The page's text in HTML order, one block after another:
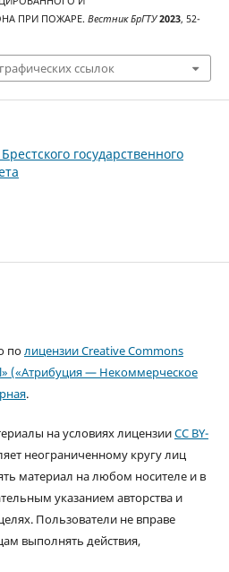
ПРИ ПОЖАРЕ. Вестник БрГТУ 2023, 52-
ссылок
государственного
полицензии Creative Commons
(«Атрибуция — Некоммерческое
.
на условиях лицензииCC BY-
неограниченному кругу лиц
материал на любом носителе и в
указанием авторства и
Пользователи не вправе
выполнять действия,